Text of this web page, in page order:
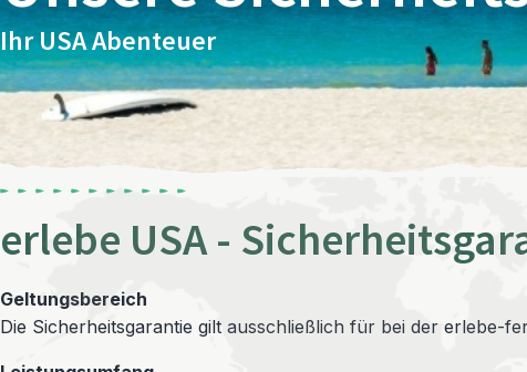
Ihr USA Abenteuer
erlebe USA -
Geltungsbereich
Die Sicherheitsgarantie gilt ausschließlich für bei der erlebe-